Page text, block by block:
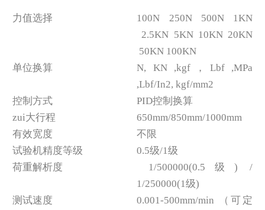
力值选择
100N 250N 500N 1KN
2.5KN 5KN 10KN 20KN
50KN 100KN
单位换算
N, KN ,kgf，Lbf ,MPa
,Lbf/In2, kgf/mm2
控制方式
PID控制换算
zui大行程
650mm/850mm/1000mm
有效宽度
不限
试验机精度等级
0.5级/1级
荷重解析度
1/500000(0.5级) /
1/250000(1级)
测试速度
0.001-500mm/min （可定